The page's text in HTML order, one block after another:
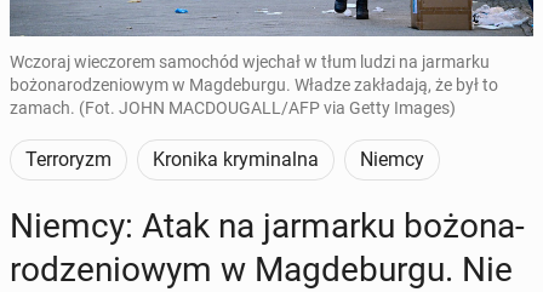
Wczoraj wieczorem samochód wjechał w tłum ludzi na jarmarku
bożonarodzeniowym w Magdeburgu. Władze zakładają, że był to
zamach. (Fot. JOHN MACDOUGALL/AFP via Getty Images)
Terroryzm Kronika kryminalna Niemcy
Niemcy: Atak na jar­mar­ku bo­żo­na­
ro­dze­nio­wym w Mag­de­bur­gu. Nie